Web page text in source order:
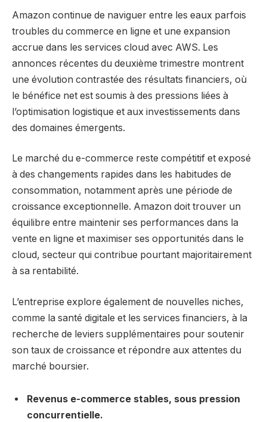
Amazon continue de naviguer entre les eaux parfois
troubles du commerce en ligne et une expansion
accrue dans les services cloud avec AWS. Les
annonces récentes du deuxième trimestre montrent
une évolution contrastée des résultats financiers, où
le bénéfice net est soumis à des pressions liées à
l’optimisation logistique et aux investissements dans
des domaines émergents.
Le marché du e-commerce reste compétitif et exposé
à des changements rapides dans les habitudes de
consommation, notamment après une période de
croissance exceptionnelle. Amazon doit trouver un
équilibre entre maintenir ses performances dans la
vente en ligne et maximiser ses opportunités dans le
cloud, secteur qui contribue pourtant majoritairement
à sa rentabilité.
L’entreprise explore également de nouvelles niches,
comme la santé digitale et les services financiers, à la
recherche de leviers supplémentaires pour soutenir
son taux de croissance et répondre aux attentes du
marché boursier.
Revenus e-commerce stables, sous pression
concurrentielle.